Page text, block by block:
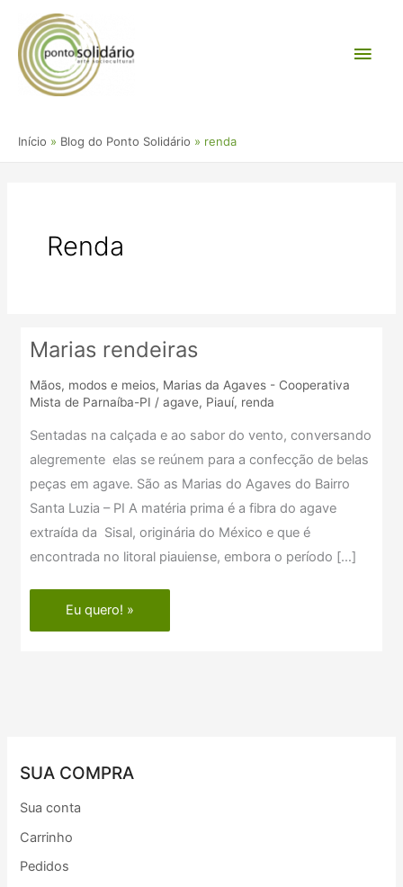
para
conteúdo
Início Blog do Ponto Solidário renda
Renda
Marias rendeiras
Mãos, modos e meios, Marias da Agaves - Cooperativa
Mista de Parnaíba-PI / agave, Piauí, renda
Sentadas na calçada e ao sabor do vento, conversando
alegremente elas se reúnem para a confecção de belas
peças em agave. São as Marias do Agaves do Bairro
Santa Luzia – PI A matéria prima é a fibra do agave
extraída da Sisal, originária do México e que é
encontrada no litoral piauiense, embora o período […]
Marias
Eu quero! »
SUA COMPRA
Sua conta
Carrinho
Pedidos